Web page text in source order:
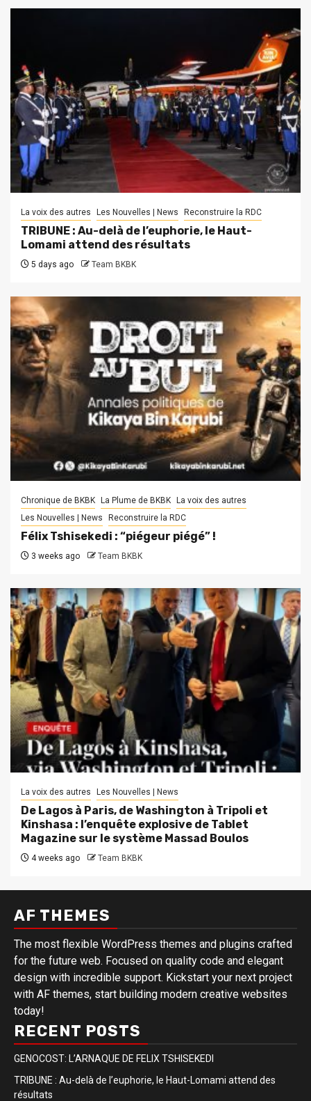
La voix des autres Les Nouvelles | News Reconstruire la RDC
TRIBUNE : Au-delà de l’euphorie, le Haut-
Lomami attend des résultats
5 days ago Team BKBK
Chronique de BKBK La Plume de BKBK
La voix des autres
Les Nouvelles | News
Reconstruire la RDC
Félix Tshisekedi : “piégeur piégé” !
3 weeks ago Team BKBK
La voix des autres Les Nouvelles | News
De Lagos à Paris, de Washington à Tripoli et
Kinshasa : l’enquête explosive de Tablet
Magazine sur le système Massad Boulos
4 weeks ago Team BKBK
AF THEMES
The most flexible WordPress themes and plugins crafted
for the future web. Focused on quality code and elegant
design with incredible support. Kickstart your next project
with AF themes, start building modern creative websites
today!
RECENT POSTS
GENOCOST: L’ARNAQUE DE FELIX TSHISEKEDI
TRIBUNE : Au-delà de l’euphorie, le Haut-Lomami attend des
résultats